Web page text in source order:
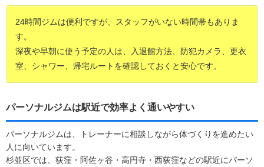
24時間ジムは便利ですが、スタッフがいない時間帯もありま
す。
深夜や早朝に使う予定の人は、入退館方法、防犯カメラ、更衣
室、シャワー、帰宅ルートを確認しておくと安心です。
パーソナルジムは駅近で効率よく通いやすい
パーソナルジムは、トレーナーに相談しながら体づくりを進めたい
人に向いています。
杉並区では、荻窪・阿佐ヶ谷・高円寺・西荻窪などの駅近にパーソ